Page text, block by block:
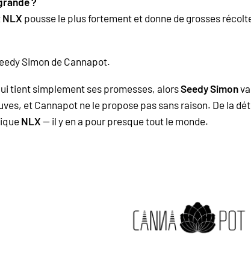
NLX pousse le plus fortement et donne de grosses
Simon de Cannapot.
tient simplement ses promesses, alorsSeedy Simon
et Cannapot ne le propose pas sans raison. De la
NLX — il y en a pour presque tout le monde.